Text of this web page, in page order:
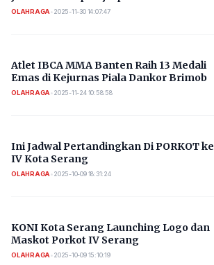
OLAHRAGA• 2025-11-30 14:07:47
Atlet IBCA MMA Banten Raih 13 Medali
Emas di Kejurnas Piala Dankor Brimob
OLAHRAGA• 2025-11-24 10:58:58
Ini Jadwal Pertandingkan Di PORKOT ke
IV Kota Serang
OLAHRAGA• 2025-10-09 18:31:24
KONI Kota Serang Launching Logo dan
Maskot Porkot IV Serang
OLAHRAGA• 2025-10-09 15:10:19